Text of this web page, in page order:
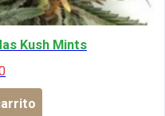
Kush Mints